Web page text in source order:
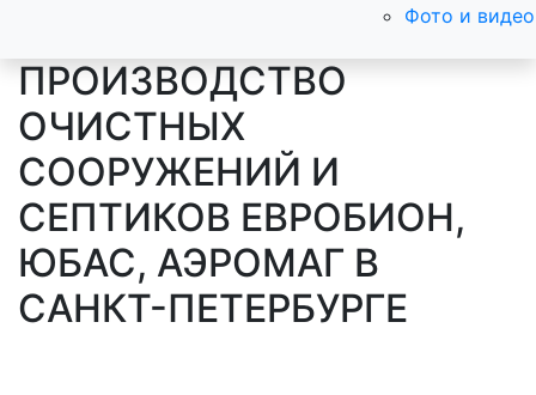
Фото и видео
ПРОИЗВОДСТВО
ОЧИСТНЫХ
СООРУЖЕНИЙ И
СЕПТИКОВ ЕВРОБИОН,
ЮБАС, АЭРОМАГ В
САНКТ-ПЕТЕРБУРГЕ